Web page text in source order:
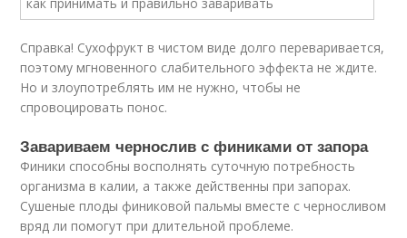
Справка! Сухофрукт в чистом виде долго переваривается,
поэтому мгновенного слабительного эффекта не ждите.
Но и злоупотреблять им не нужно, чтобы не
спровоцировать понос.
Завариваем чернослив с финиками от запора
Финики способны восполнять суточную потребность
организма в калии, а также действенны при запорах.
Сушеные плоды финиковой пальмы вместе с черносливом
вряд ли помогут при длительной проблеме.